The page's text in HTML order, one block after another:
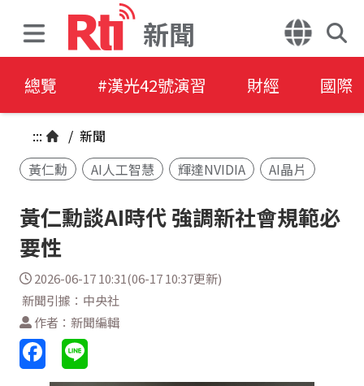
新聞
總覽 #漢光42號演習 財經 國際
::: / 新聞
黃仁勳
AI人工智慧 輝達NVIDIA AI晶片
黃仁勳談AI時代 強調新社會規範必
要性
2026-06-17 10:31(06-17 10:37更新)
新聞引據：中央社
作者：新聞編輯